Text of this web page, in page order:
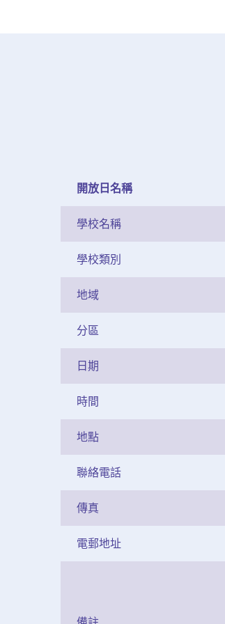
開放日名稱
學校名稱
學校類別
地域
分區
日期
時間
地點
聯絡電話
傳真
電郵地址